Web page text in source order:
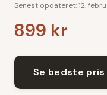
Senest opdateret:12.
899 kr
Se bedste pris